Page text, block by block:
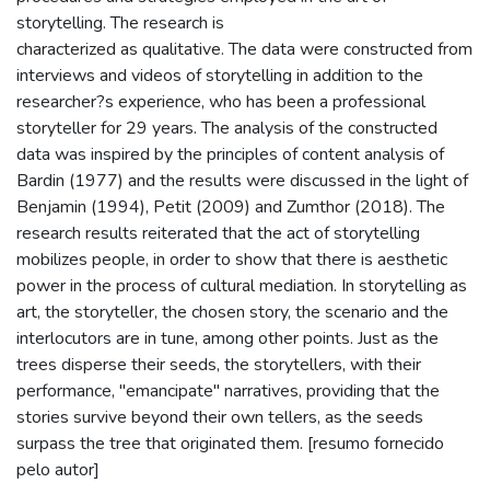
storytelling. The research is
characterized as qualitative. The data were constructed from
interviews and videos of storytelling in addition to the
researcher?s experience, who has been a professional
storyteller for 29 years. The analysis of the constructed
data was inspired by the principles of content analysis of
Bardin (1977) and the results were discussed in the light of
Benjamin (1994), Petit (2009) and Zumthor (2018). The
research results reiterated that the act of storytelling
mobilizes people, in order to show that there is aesthetic
power in the process of cultural mediation. In storytelling as
art, the storyteller, the chosen story, the scenario and the
interlocutors are in tune, among other points. Just as the
trees disperse their seeds, the storytellers, with their
performance, "emancipate" narratives, providing that the
stories survive beyond their own tellers, as the seeds
surpass the tree that originated them. [resumo fornecido
pelo autor]